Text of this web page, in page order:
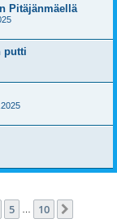
Pitäjänmäellä
putti
5 10